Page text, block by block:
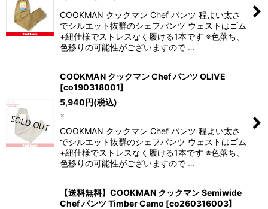
COOKMAN クックマン Chef パンツ 程よい太さ
でシルエット抜群のシェフパンツ ウェストはゴム
+紐仕様でストレスなく履ける1本です ※色落ち、
色移りの可能性がございますので …
COOKMAN クックマン Chef パンツ OLIVE
[co190318001]
5,940円(税込)
×
COOKMAN クックマン Chef パンツ 程よい太さ
でシルエット抜群のシェフパンツ ウェストはゴム
+紐仕様でストレスなく履ける1本です ※色落ち、
色移りの可能性がございますので …
【送料無料】COOKMAN クックマン Semiwide
Chef パンツ Timber Camo [co260316003]